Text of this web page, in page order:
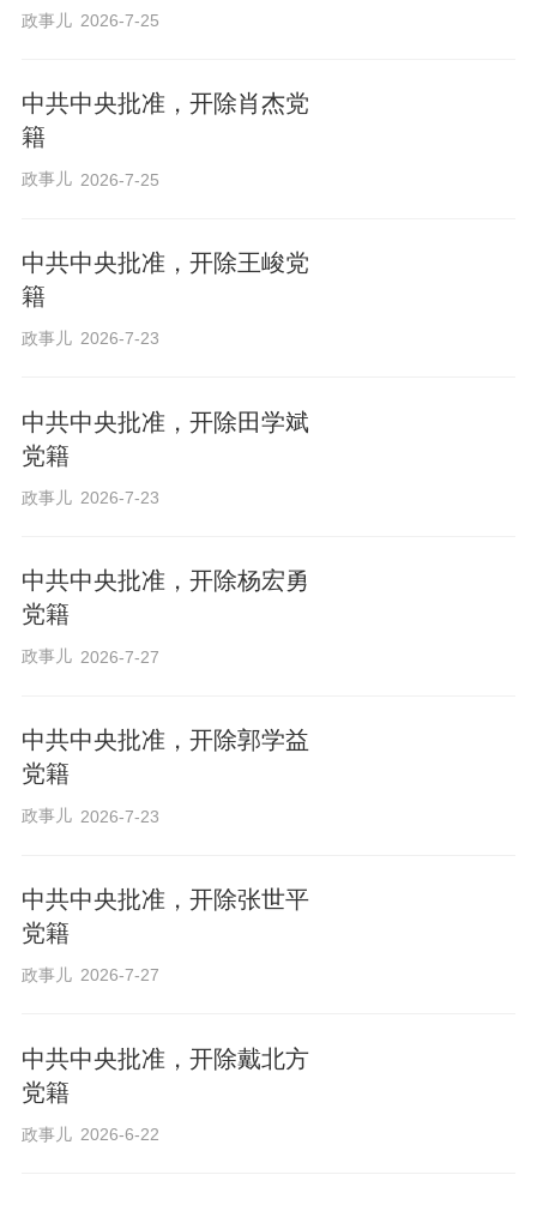
政事儿 2026-7-25
中共中央批准，开除肖杰党
籍
政事儿 2026-7-25
中共中央批准，开除王峻党
籍
政事儿 2026-7-23
中共中央批准，开除田学斌
党籍
政事儿 2026-7-23
中共中央批准，开除杨宏勇
党籍
政事儿 2026-7-27
中共中央批准，开除郭学益
党籍
政事儿 2026-7-23
中共中央批准，开除张世平
党籍
政事儿 2026-7-27
中共中央批准，开除戴北方
党籍
政事儿 2026-6-22